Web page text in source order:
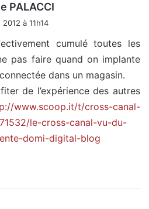
PALACCI
:
à 11h14
cumulé toutes les
pas faire quand on implante
dans un magasin.
de l’expérience des autres
www.scoop.it/t/cross-canal-
le-cross-canal-vu-du-
domi-digital-blog